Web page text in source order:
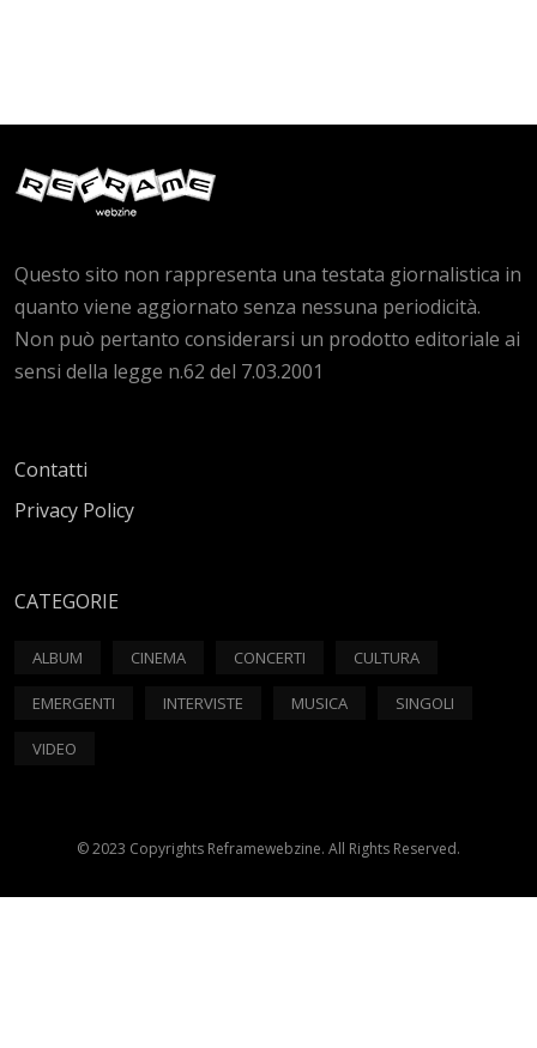
Questo sito non rappresenta una testata giornalistica in
quanto viene aggiornato senza nessuna periodicità.
Non può pertanto considerarsi un prodotto editoriale ai
sensi della legge n.62 del 7.03.2001
Contatti
Privacy Policy
CATEGORIE
ALBUM CINEMA CONCERTI CULTURA
EMERGENTI INTERVISTE MUSICA SINGOLI
VIDEO
© 2023 Copyrights Reframewebzine. All Rights Reserved.